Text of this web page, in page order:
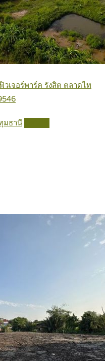
เจอร์พาร์ค รังสิต ตลาดไท
มธานี